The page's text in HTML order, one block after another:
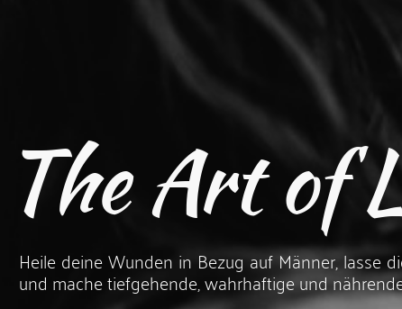
The Art of
Heile deine Wunden in Bezug auf Männer, lasse
und mache tiefgehende, wahrhaftige und